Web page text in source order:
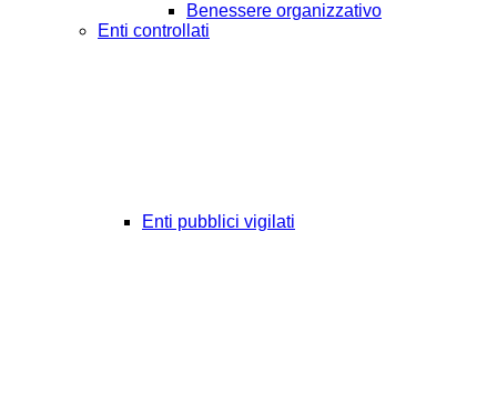
Benessere organizzativo
Enti controllati
Enti pubblici vigilati